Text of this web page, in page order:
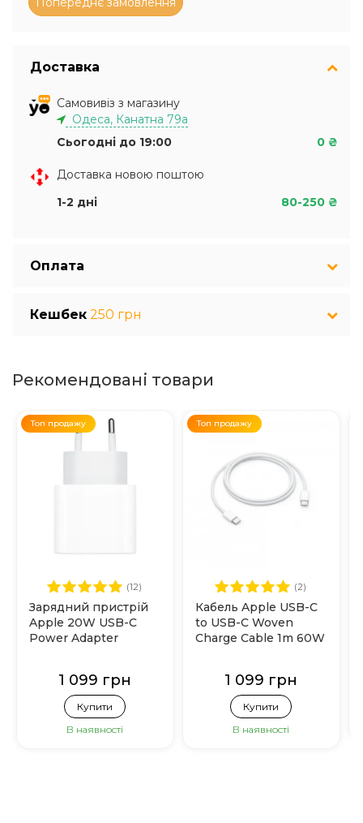
Доставка
Самовивіз з магазину
Одеса, Канатна 79а
Сьогодні до 19:00
0 ₴
Доставка новою поштою
1-2 дні
80-250 ₴
Оплата
Кешбек 250 грн
Рекомендовані товари
Топ продажу
(12)
Зарядний пристрій
Apple 20W USB-C
Power Adapter
1 099 грн
Купити
В наявності
Топ продажу
(2)
Кабель Apple USB-C
to USB-C Woven
Charge Cable 1m 60W
1 099 грн
Купити
В наявності